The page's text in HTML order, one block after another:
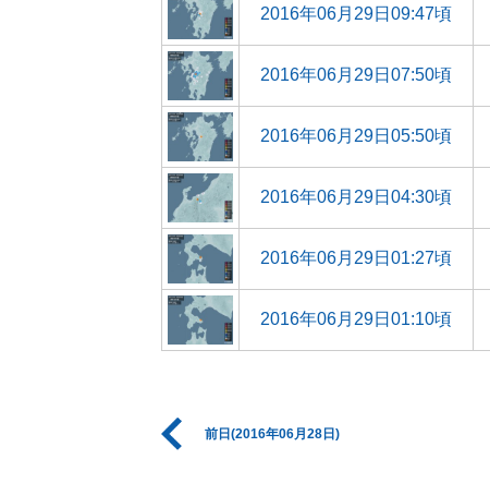
2016年06月29日09:47頃
2016年06月29日07:50頃
2016年06月29日05:50頃
2016年06月29日04:30頃
2016年06月29日01:27頃
2016年06月29日01:10頃
前日(2016年06月28日)